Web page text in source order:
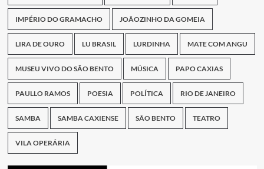
IMPÉRIO DO GRAMACHO JOÃOZINHO DA GOMEIA
LIRA DE OURO LU BRASIL LURDINHA MATE COM ANGU
MUSEU VIVO DO SÃO BENTO MÚSICA PAPO CAXIAS
PAULLO RAMOS POESIA POLÍTICA RIO DE JANEIRO
SAMBA SAMBA CAXIENSE SÃO BENTO TEATRO
VILA OPERÁRIA